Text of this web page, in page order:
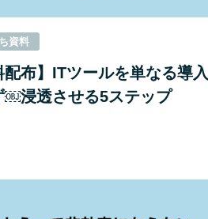
資料
配布】ITツールを単なる導
￼浸透させる5ステップ